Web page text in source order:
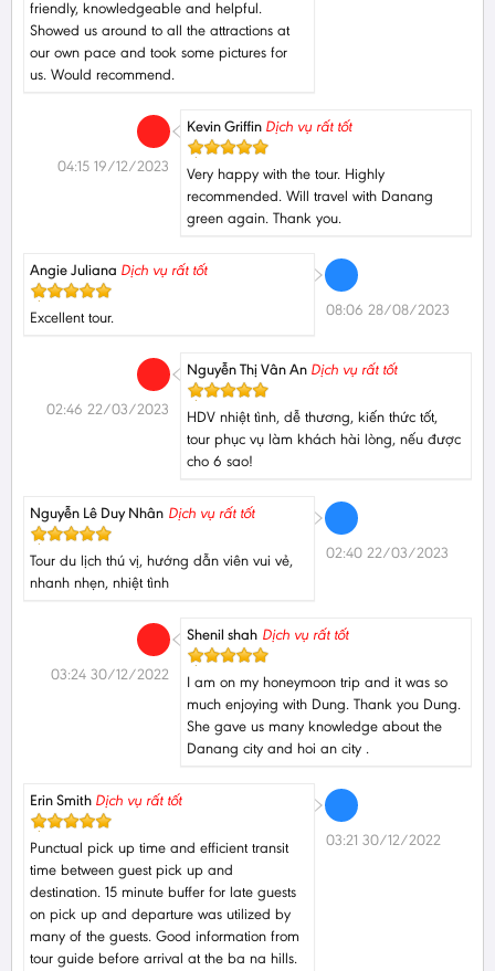
friendly, knowledgeable and helpful.
Showed us around to all the attractions at
our own pace and took some pictures for
us. Would recommend.
Kevin Griffin Dịch vụ rất tốt
Very happy with the tour. Highly
recommended. Will travel with Danang
green again. Thank you.
04:15 19/12/2023
Angie Juliana Dịch vụ rất tốt
Excellent tour. 08:06 28/08/2023
Nguyễn Thị Vân An Dịch vụ rất tốt
HDV nhiệt tình, dễ thương, kiến thức tốt,
tour phục vụ làm khách hài lòng, nếu được
cho 6 sao!
02:46 22/03/2023
Nguyễn Lê Duy Nhân Dịch vụ rất tốt
Tour du lịch thú vị, hướng dẫn viên vui vẻ,
nhanh nhẹn, nhiệt tình
02:40 22/03/2023
Shenil shah Dịch vụ rất tốt
I am on my honeymoon trip and it was so
much enjoying with Dung. Thank you Dung.
She gave us many knowledge about the
Danang city and hoi an city .
03:24 30/12/2022
Erin Smith Dịch vụ rất tốt
Punctual pick up time and efficient transit
time between guest pick up and
destination. 15 minute buffer for late guests
on pick up and departure was utilized by
many of the guests. Good information from
tour guide before arrival at the ba na hills.
03:21 30/12/2022